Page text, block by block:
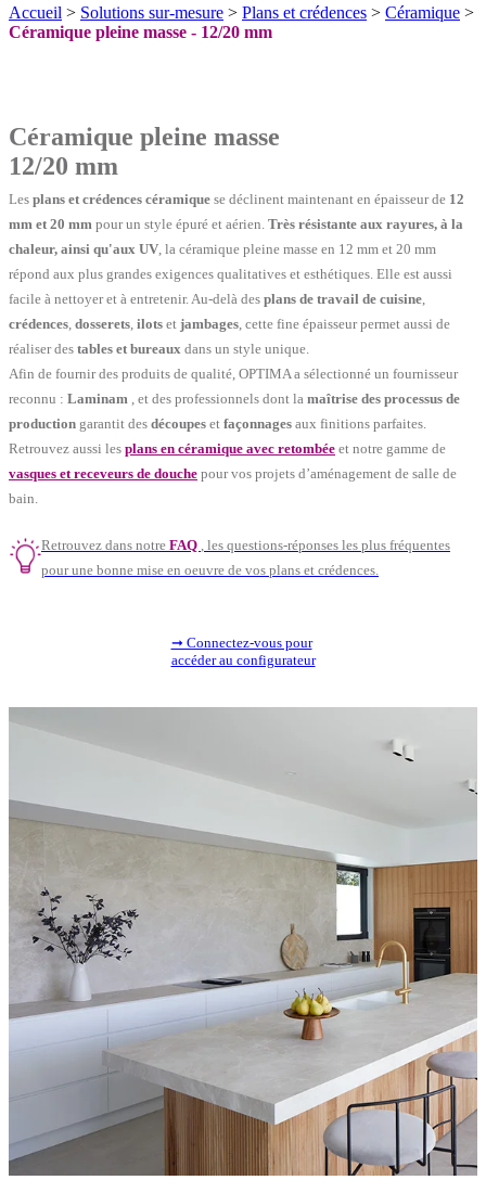
Accueil > Solutions sur-mesure > Plans et crédences > Céramique >
Céramique pleine masse - 12/20 mm
Céramique pleine masse
12/20 mm
Les plans et crédences céramique se déclinent maintenant en épaisseur de 12
mm et 20 mm pour un style épuré et aérien. Très résistante aux rayures, à la
chaleur, ainsi qu'aux UV , la céramique pleine masse en 12 mm et 20 mm
répond aux plus grandes exigences qualitatives et esthétiques. Elle est aussi
facile à nettoyer et à entretenir. Au-delà des plans de travail de cuisine
crédences dosserets ilots et jambages , cette fine épaisseur permet aussi de
réaliser des tables et bureaux dans un style unique.
Afin de fournir des produits de qualité, OPTIMA a sélectionné un fournisseur
reconnu : Laminam , et des professionnels dont la maîtrise des processus de
production garantit des découpes et façonnages aux finitions parfaites.
Retrouvez aussi les plans en céramique avec retombée et notre gamme de
vasques et receveurs de douche pour vos projets d’aménagement de salle de
bain.
Retrouvez dans notre FAQ , les questions-réponses les plus fréquentes
pour une bonne mise en oeuvre de vos plans et crédences.
➞ Connectez-vous pour
accéder au configurateur